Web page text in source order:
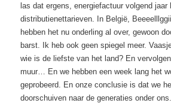
las dat ergens, energiefactuur volgend jaar
distributienettarieven. In België,
hebben het nu onderling al over, gewoon
barst. Ik heb ook geen spiegel meer.
wie is de liefste van het land? En
muur… En we hebben een week lang het
geprobeerd. En onze conclusie is dat we
doorschuiven naar de generaties onder